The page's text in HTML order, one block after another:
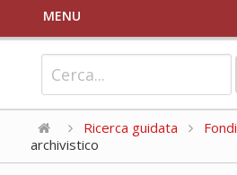
MENU
Ricerca guidata Fondi
archivistico